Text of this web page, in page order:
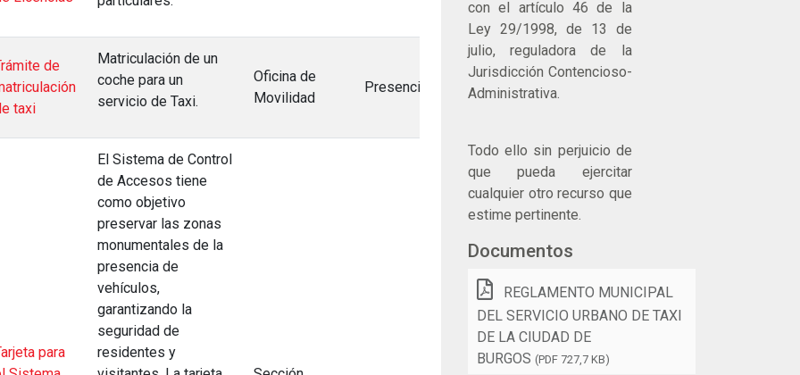
de
taxi
Matriculación de un
coche para un
servicio de Taxi.
Oficina de
Movilidad
Presencial
para
El Sistema de Control
de Accesos tiene
como objetivo
preservar las zonas
monumentales de la
presencia de
vehículos,
garantizando la
seguridad de
residentes y
con el artículo 46 de la
Ley 29/1998, de 13 de
julio, reguladora de la
Jurisdicción Contencioso-
Administrativa.
Todo ello sin perjuicio de
que pueda ejercitar
cualquier otro recurso que
estime pertinente.
Documentos
REGLAMENTO MUNICIPAL
DEL SERVICIO URBANO DE TAXI
DE LA CIUDAD DE
BURGOS (PDF 727,7 KB)